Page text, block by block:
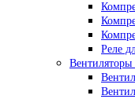
Реле
Вентиляторы